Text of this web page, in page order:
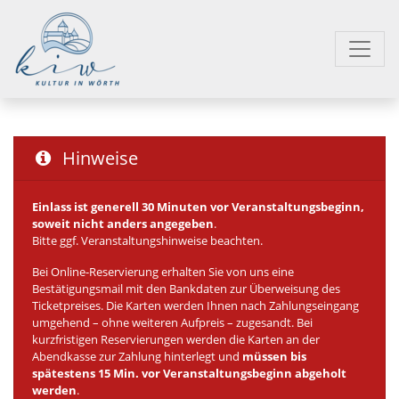
Hinweise
Einlass ist generell 30 Minuten vor Veranstaltungsbeginn,
soweit nicht anders angegeben.
Bitte ggf. Veranstaltungshinweise beachten.
Bei Online-Reservierung erhalten Sie von uns eine
Bestätigungsmail mit den Bankdaten zur Überweisung des
Ticketpreises. Die Karten werden Ihnen nach Zahlungseingang
umgehend – ohne weiteren Aufpreis – zugesandt. Bei
kurzfristigen Reservierungen werden die Karten an der
Abendkasse zur Zahlung hinterlegt und müssen bis
spätestens 15 Min. vor Veranstaltungsbeginn abgeholt
werden.